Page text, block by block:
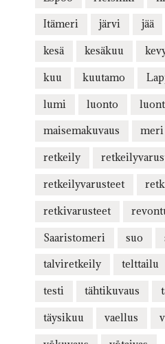
Itämeri järvi jää
kesä kesäkuu
kuu kuutamo
lumi luonto
maisemakuvaus meri
retkeily
retkeilyvarusteet
retkivarusteet
Saaristomeri suo
talviretkeily telttailu
testi tähtikuvaus
täysikuu vaellus